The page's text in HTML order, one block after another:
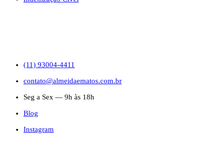
(11) 93004-4411
contato@almeidaematos.com.br
Seg a Sex — 9h às 18h
Blog
Instagram